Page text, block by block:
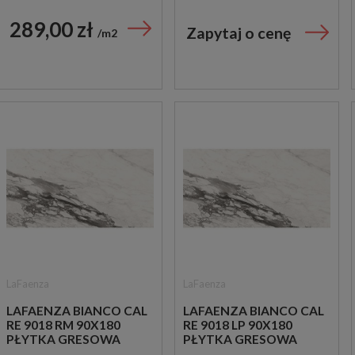
289,00 zł m2 Zapytaj o cenę
LAFAENZA BIANCO CAL
RE 9018 RM 90X180
PŁYTKA GRESOWA
LAFAENZA BIANCO CAL
RE 9018 LP 90X180
PŁYTKA GRESOWA